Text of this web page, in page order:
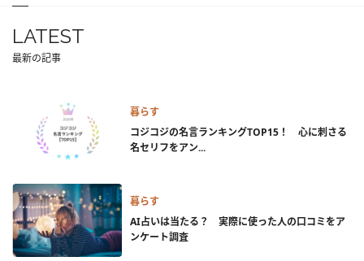
LATEST
最新の記事
暮らす
コジコジの名言ランキングTOP15！ 心に刺さる
名セリフをアン...
暮らす
AI占いは当たる？ 実際に使った人の口コミをア
ンケート調査